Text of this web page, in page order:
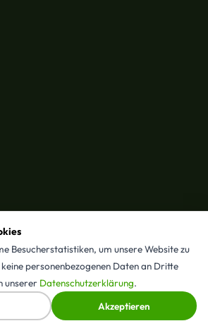
Besucherstatistiken, um unsere Website zu
personenbezogenen Daten an Dritte
unserer Datenschutzerklärung.
Akzeptieren
© 2026 Alle Rechte vorbehalten
Alle Leistungen & Stadtteile
15 Bewertungen · Seit 2025 in München
↑